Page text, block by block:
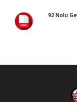
92 Nolu